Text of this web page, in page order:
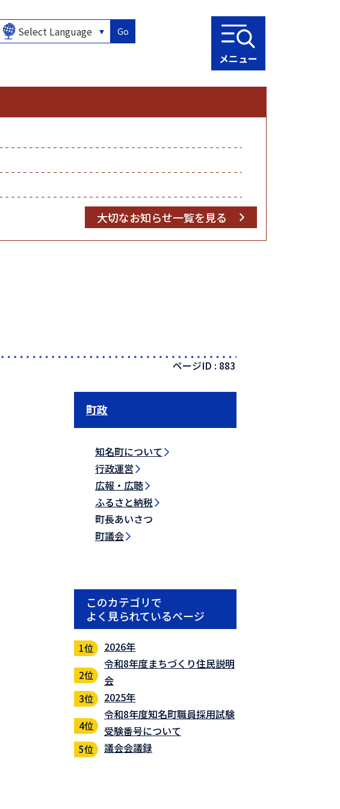
Go
メニュー
大切なお知らせ一覧を見る
ページID : 883
町政
知名町について
行政運営
広報・広聴
ふるさと納税
町長あいさつ
町議会
このカテゴリで
よく見られているページ
2026年
令和8年度まちづくり住民説明
会
2025年
令和8年度知名町職員採用試験
受験番号について
議会会議録